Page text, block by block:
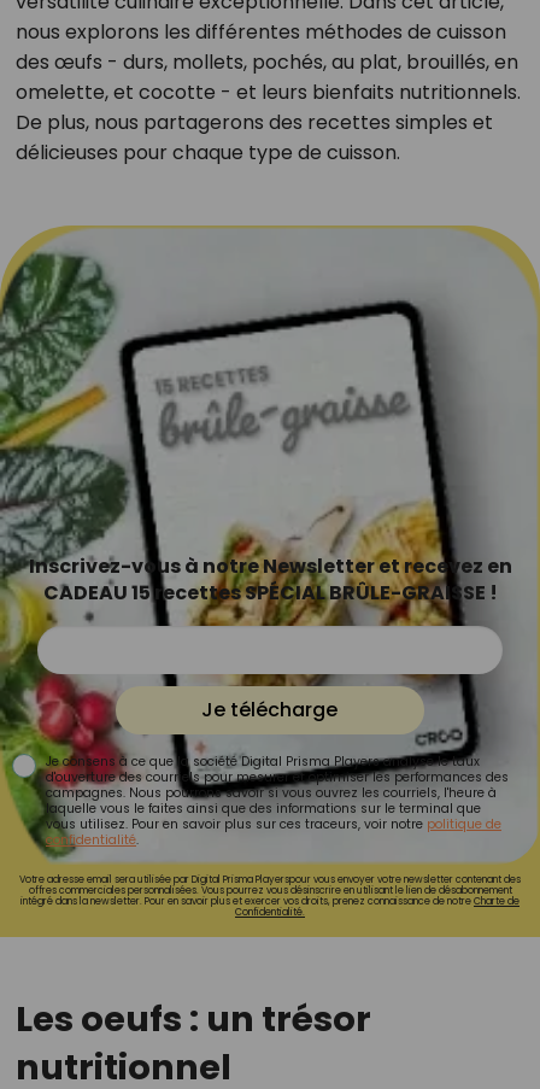
nous explorons les différentes méthodes de cuisson
des œufs - durs, mollets, pochés, au plat, brouillés, en
omelette, et cocotte - et leurs bienfaits nutritionnels.
De plus, nous partagerons des recettes simples et
délicieuses pour chaque type de cuisson.
Inscrivez-vous à notre Newsletter et recevez en
CADEAU 15 recettes SPÉCIAL BRÛLE-GRAISSE !
Je télécharge
Je consens à ce que la société Digital Prisma Players analyse le taux
d'ouverture des courriels pour mesurer et optimiser les performances des
campagnes. Nous pourrons savoir si vous ouvrez les courriels, l'heure à
laquelle vous le faites ainsi que des informations sur le terminal que
vous utilisez. Pour en savoir plus sur ces traceurs, voir notre politique de
confidentialité.
Votre adresse email sera utilisée par Digital Prisma Playerspour vous envoyer votre newsletter contenant des
offres commerciales personnalisées. Vous pourrez vous désinscrire en utilisant le lien de désabonnement
intégré dans la newsletter. Pour en savoir plus et exercer vos droits, prenez connaissance de notreCharte de
Confidentialité.
Les oeufs : un trésor
nutritionnel